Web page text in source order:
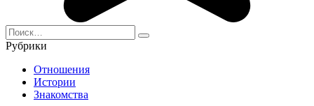
Search
for:
Рубрики
Отношения
Истории
Знакомства